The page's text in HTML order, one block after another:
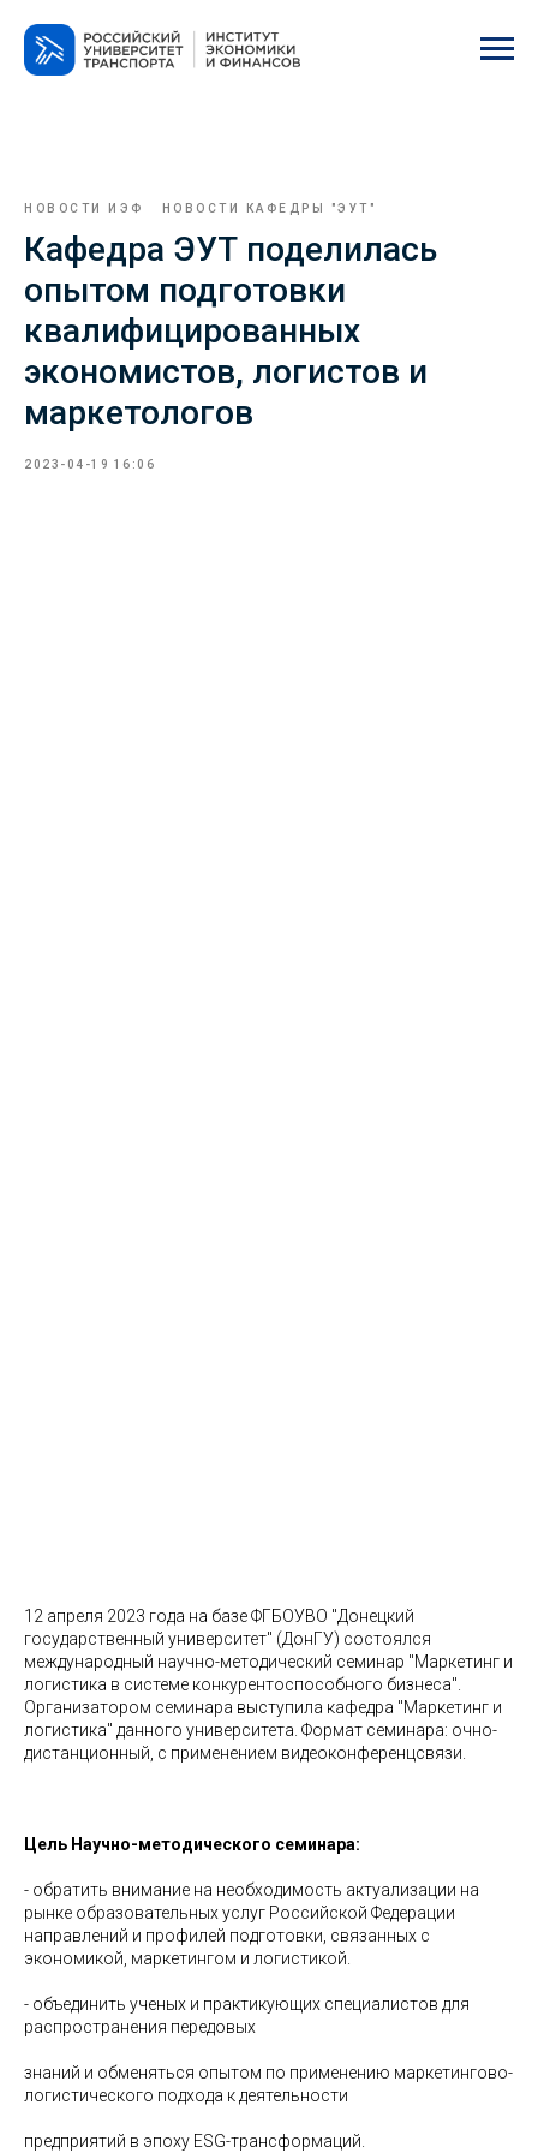
НОВОСТИ ИЭФ НОВОСТИ КАФЕДРЫ "ЭУТ"
Кафедра ЭУТ поделилась
опытом подготовки
квалифицированных
экономистов, логистов и
маркетологов
2023-04-19 16:06
12 апреля 2023 года на базе ФГБОУВО "Донецкий
государственный университет" (ДонГУ) состоялся
международный научно-методический семинар "Маркетинг и
логистика в системе конкурентоспособного бизнеса".
Организатором семинара выступила кафедра "Маркетинг и
логистика" данного университета. Формат семинара: очно-
дистанционный, с применением видеоконференцсвязи.
Цель Научно-методического семинара:
- обратить внимание на необходимость актуализации на
рынке образовательных услуг Российской Федерации
направлений и профилей подготовки, связанных с
экономикой, маркетингом и логистикой.
- объединить ученых и практикующих специалистов для
распространения передовых
знаний и обменяться опытом по применению маркетингово-
логистического подхода к деятельности
предприятий в эпоху ESG-трансформаций.